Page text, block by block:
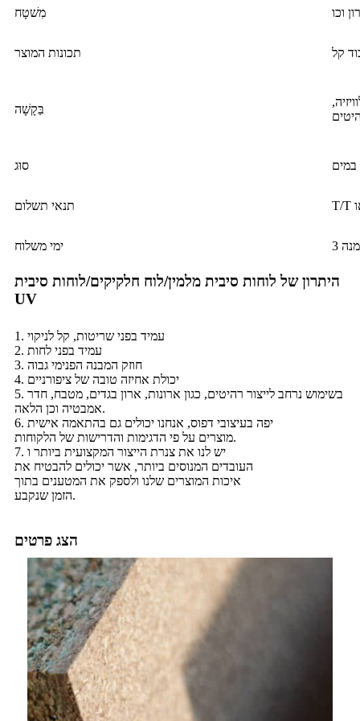
מִשׁטָח
תכונות המוצר
בַּקָשָׁה
סוּג במים
תנאי תשלום
ימי משלוח
היתרון של לוחות סיבית מלמין/לוח חלקיקים/לוחות סיבית
UV
1. עמיד בפני שריטות, קל לניקוי
2. עמיד בפני לחות
3. חוזק המבנה הפנימי גבוה
4. יכולת אחיזה טובה של ציפורניים
5. בשימוש נרחב לייצור רהיטים, כגון ארונות, ארון בגדים, מטבח, חדר
אמבטיה וכן הלאה.
6. יפה בעיצובי דפוס, אנחנו יכולים גם בהתאמה אישית
מוצרים על פי הדגימות והדרישות של הלקוחות.
7. יש לנו את צנרת הייצור המקצועית ביותר ו
העובדים המנוסים ביותר, אשר יכולים להבטיח את
איכות המוצרים שלנו ולספק את המטענים בתוך
הזמן שנקבע.
הצג פרטים